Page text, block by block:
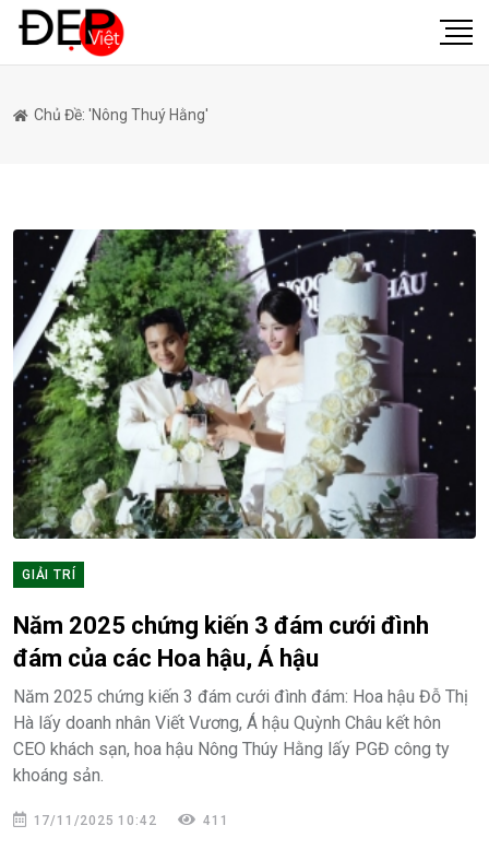
Chủ Đề: 'Nông Thuý Hằng'
GIẢI TRÍ
Năm 2025 chứng kiến 3 đám cưới đình
đám của các Hoa hậu, Á hậu
Năm 2025 chứng kiến 3 đám cưới đình đám: Hoa hậu Đỗ Thị
Hà lấy doanh nhân Viết Vương, Á hậu Quỳnh Châu kết hôn
CEO khách sạn, hoa hậu Nông Thúy Hằng lấy PGĐ công ty
khoáng sản.
17/11/2025 10:42 411